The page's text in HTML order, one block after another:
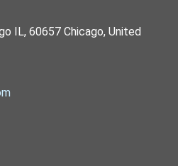
IL, 60657 Chicago, United